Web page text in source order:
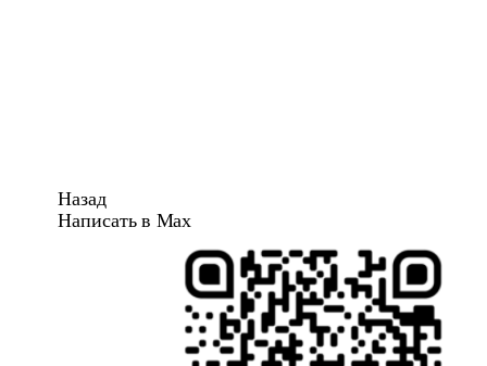
Назад
Написать в Max